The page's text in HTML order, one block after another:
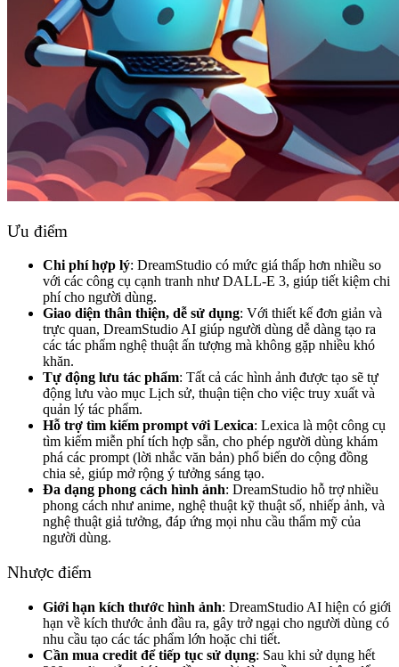
Ưu điểm
Chi phí hợp lý: DreamStudio có mức giá thấp hơn nhiều so
với các công cụ cạnh tranh như DALL-E 3, giúp tiết kiệm chi
phí cho người dùng.
Giao diện thân thiện, dễ sử dụng: Với thiết kế đơn giản và
trực quan, DreamStudio AI giúp người dùng dễ dàng tạo ra
các tác phẩm nghệ thuật ấn tượng mà không gặp nhiều khó
khăn.
Tự động lưu tác phẩm: Tất cả các hình ảnh được tạo sẽ tự
động lưu vào mục Lịch sử, thuận tiện cho việc truy xuất và
quản lý tác phẩm.
Hỗ trợ tìm kiếm prompt với Lexica: Lexica là một công cụ
tìm kiếm miễn phí tích hợp sẵn, cho phép người dùng khám
phá các prompt (lời nhắc văn bản) phổ biến do cộng đồng
chia sẻ, giúp mở rộng ý tưởng sáng tạo.
Đa dạng phong cách hình ảnh: DreamStudio hỗ trợ nhiều
phong cách như anime, nghệ thuật kỹ thuật số, nhiếp ảnh, và
nghệ thuật giả tưởng, đáp ứng mọi nhu cầu thẩm mỹ của
người dùng.
Nhược điểm
Giới hạn kích thước hình ảnh: DreamStudio AI hiện có giới
hạn về kích thước ảnh đầu ra, gây trở ngại cho người dùng có
nhu cầu tạo các tác phẩm lớn hoặc chi tiết.
Cần mua credit để tiếp tục sử dụng: Sau khi sử dụng hết